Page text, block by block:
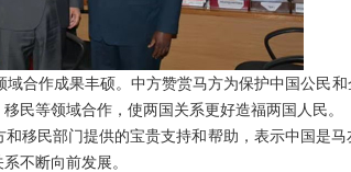
作成果丰硕。中方赞赏马方为保护中国公民和
民等领域合作，使两国关系更好造福两国人民。
民部门提供的宝贵支持和帮助，表示中国是马
不断向前发展。